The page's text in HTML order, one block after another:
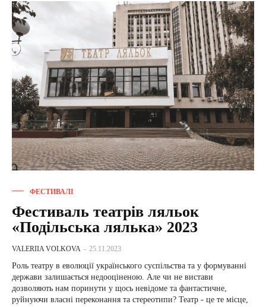
ФЕСТИВАЛІ
Фестиваль театрів ляльок
«Подільська лялька» 2023
VALERIIA VOLKOVA - 25.11.2023
Роль театру в еволюції українського суспільства та у формуванні
держави залишається недооціненою. Але чи не вистави
дозволяють нам поринути у щось невідоме та фантастичне,
руйнуючи власні переконання та стереотипи? Театр - це те місце,